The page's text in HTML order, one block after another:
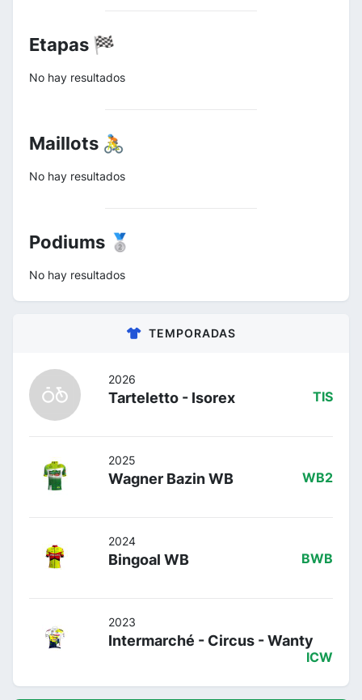
Etapas 🏁
No hay resultados
Maillots 🚴
No hay resultados
Podiums 🥈
No hay resultados
TEMPORADAS
2026
Tarteletto - Isorex TIS
2025
Wagner Bazin WB WB2
2024
Bingoal WB BWB
2023
Intermarché - Circus - Wanty
ICW